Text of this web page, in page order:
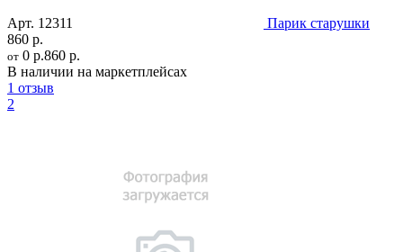
Арт. 12311
Парик старушки
860 р.
от 0 р.860 р.
В наличии на маркетплейсах
1 отзыв
2